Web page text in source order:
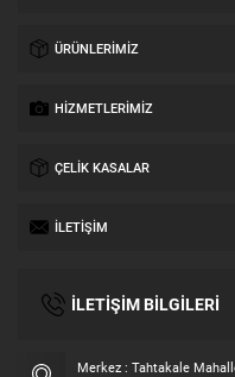
ÜRÜNLERIMIZ
HIZMETLERIMIZ
ÇELIK KASALAR
İLETIŞIM
İLETİŞİM BİLGİLERİ
Merkez : Tahtakale